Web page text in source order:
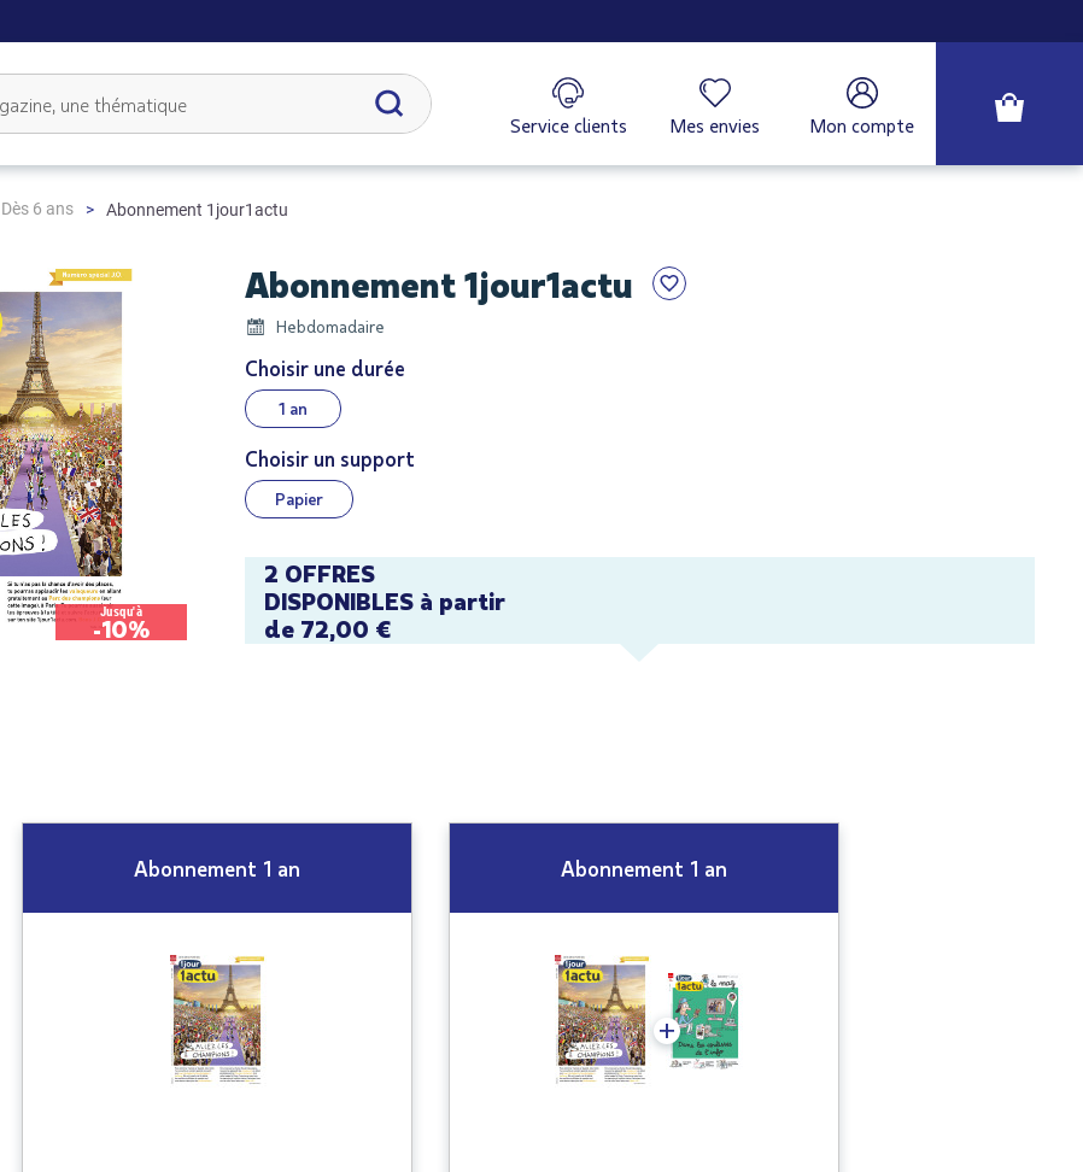
Service clients Mes envies Mon compte
Dès 6 ans Abonnement 1jour1actu
Jusqu'à
-10%
Abonnement 1jour1actu
Hebdomadaire
Choisir une durée
1 an
Choisir un support
Papier
2 OFFRES
DISPONIBLES à partir
de 72,00 €
Abonnement 1 an Abonnement 1 an
+